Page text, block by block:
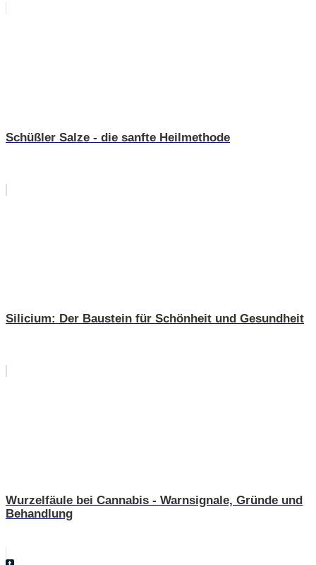
Schüßler Salze - die sanfte Heilmethode
Silicium: Der Baustein für Schönheit und Gesundheit
Wurzelfäule bei Cannabis - Warnsignale, Gründe und
Behandlung